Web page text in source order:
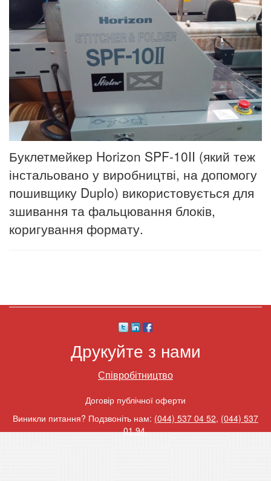
Буклетмейкер Horizon SPF-10II (який теж
інстальовано у виробництві, на допомогу
пошивщику Duplo) використовується для
зшивання та фальцювання блоків,
коригування формату.
Друкуйте з нами
Співробітництво
Договір публічної оферти
Виникли питання? Подзвоніть нам: (044) 537 04 52, (044) 537
01 94.